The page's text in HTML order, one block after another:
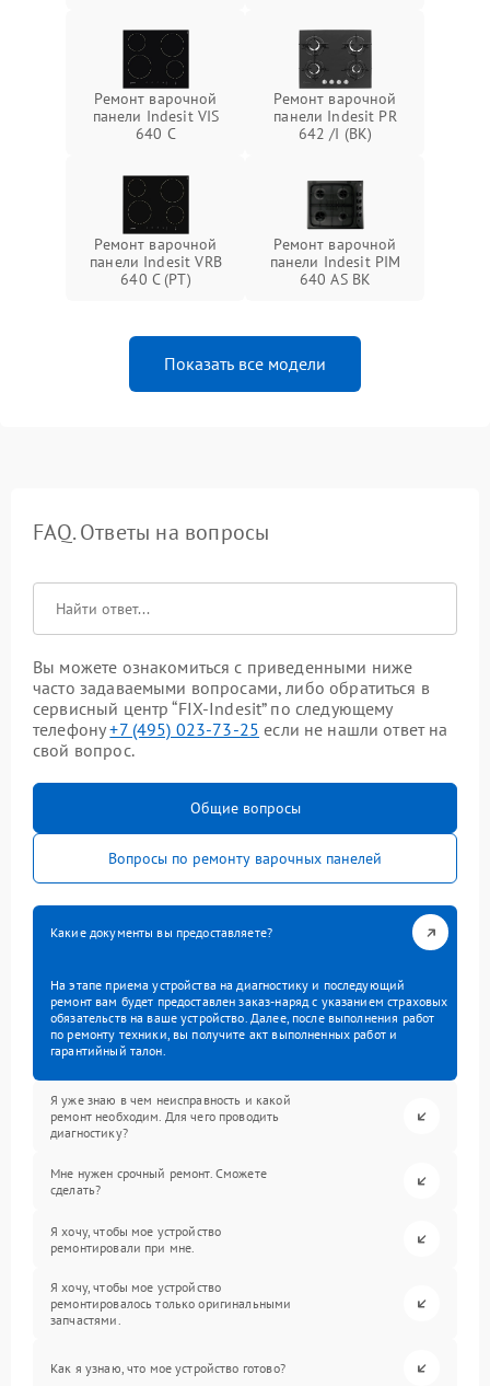
Ремонт варочной
панели Indesit VIS
640 C
Ремонт варочной
панели Indesit PR
642 /I (BK)
Ремонт варочной
панели Indesit VRB
640 C (PT)
Ремонт варочной
панели Indesit PIM
640 AS BK
Показать все модели
FAQ. Ответы на вопросы
Вы можете ознакомиться с приведенными ниже
часто задаваемыми вопросами, либо обратиться в
сервисный центр “FIX-Indesit” по следующему
телефону+7 (495) 023-73-25 если не нашли ответ на
свой вопрос.
Общие вопросы
Вопросы по ремонту варочных панелей
Какие документы вы предоставляете?
На этапе приема устройства на диагностику и последующий
ремонт вам будет предоставлен заказ-наряд с указанием страховых
обязательств на ваше устройство. Далее, после выполнения работ
по ремонту техники, вы получите акт выполненных работ и
гарантийный талон.
Я уже знаю в чем неисправность и какой
ремонт необходим. Для чего проводить
диагностику?
Мне нужен срочный ремонт. Сможете
сделать?
Я хочу, чтобы мое устройство
ремонтировали при мне.
Я хочу, чтобы мое устройство
ремонтировалось только оригинальными
запчастями.
Как я узнаю, что мое устройство готово?